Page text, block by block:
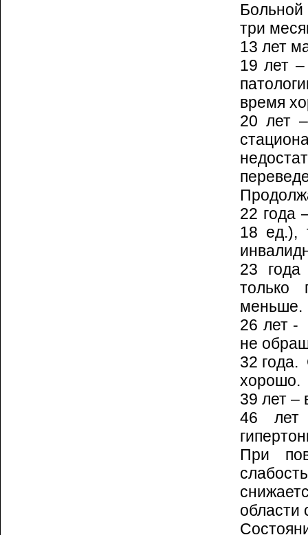
три
13 лет
19 лет
время
20 лет
22 года
18 ед.),
23
только
меньше.
26 лет -
не
32 года.
хорошо.
39 лет
46
При
области